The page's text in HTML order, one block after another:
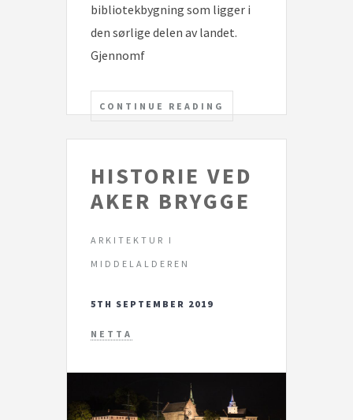
bibliotekbygning som ligger i
den sørlige delen av landet.
Gjennomf
CONTINUE READING
HISTORIE VED
AKER BRYGGE
ARKITEKTUR I
MIDDELALDEREN
5TH SEPTEMBER 2019
NETTA